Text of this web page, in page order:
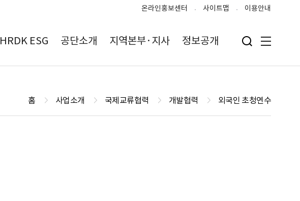
온라인홍보센터 사이트맵 이용안내
HRDK ESG 공단소개 지역본부·지사 정보공개 검색 입력폼 열기
전체메뉴
홈 사업소개 국제교류협력 개발협력 외국인 초청연수